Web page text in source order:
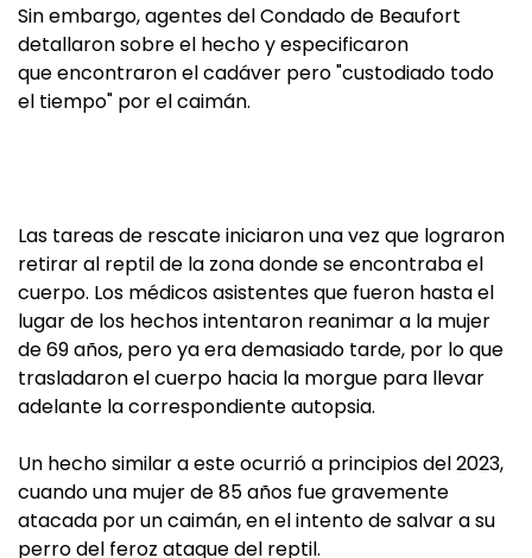
Sin embargo, agentes del Condado de Beaufort
detallaron sobre el hecho y especificaron
que encontraron el cadáver pero "custodiado todo
el tiempo" por el caimán.
Las tareas de rescate iniciaron una vez que lograron
retirar al reptil de la zona donde se encontraba el
cuerpo. Los médicos asistentes que fueron hasta el
lugar de los hechos intentaron reanimar a la mujer
de 69 años, pero ya era demasiado tarde, por lo que
trasladaron el cuerpo hacia la morgue para llevar
adelante la correspondiente autopsia.
Un hecho similar a este ocurrió a principios del 2023,
cuando una mujer de 85 años fue gravemente
atacada por un caimán, en el intento de salvar a su
perro del feroz ataque del reptil.